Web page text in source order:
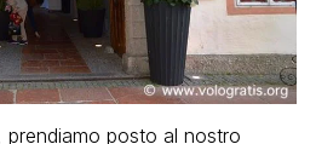
prendiamo posto al nostro